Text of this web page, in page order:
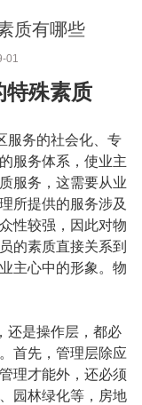
人员具备的特殊素质有哪些
质有哪些
01
特殊素质
服务的社会化、专
服务体系，使业主
服务，这需要从业
所提供的服务涉及
性较强，因此对物
的素质直接关系到
主心中的形象。物
还是操作层，都必
首先，管理层除应
理才能外，还必须
园林绿化等，房地